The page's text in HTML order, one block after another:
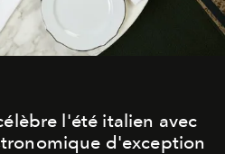
l'été italien avec
d'exception